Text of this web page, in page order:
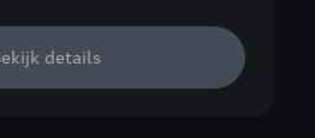
details